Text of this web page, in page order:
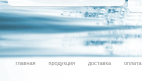
главная продукция доставка оплата